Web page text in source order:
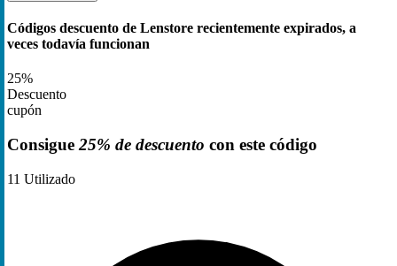
Códigos descuento de Lenstore recientemente expirados, a
veces todavía funcionan
25%
Descuento
cupón
Consigue 25% de descuento con este código
11 Utilizado